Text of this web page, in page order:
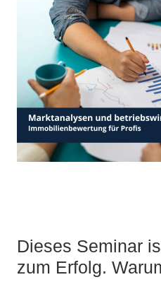
Dieses Seminar
zum Erfolg.